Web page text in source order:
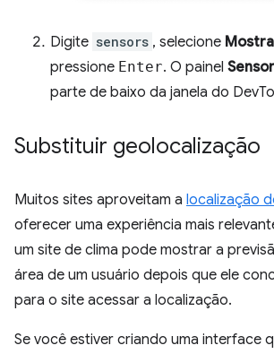
Digite sensors , selecione
pressione Enter. O painel
parte de baixo da janela do
Substituir geolocalização
Muitos sites aproveitam a localização
oferecer uma experiência mais
um site de clima pode mostrar a
área de um usuário depois que ele
para o site acessar a localização.
Se você estiver criando uma interface